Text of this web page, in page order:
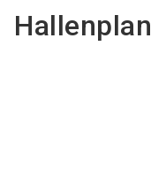
Hallenplan